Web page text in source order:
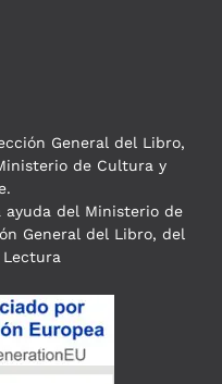
General del Libro,
de Cultura y
del Ministerio de
General del Libro, del
Lectura